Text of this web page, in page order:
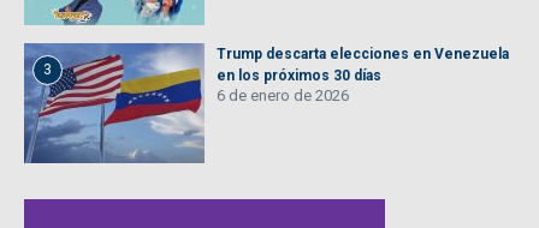
3
Trump descarta elecciones en Venezuela
en los próximos 30 días
6 de enero de 2026